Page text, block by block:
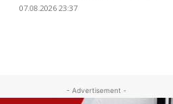
07.08.2026 23:37
- Advertisement -